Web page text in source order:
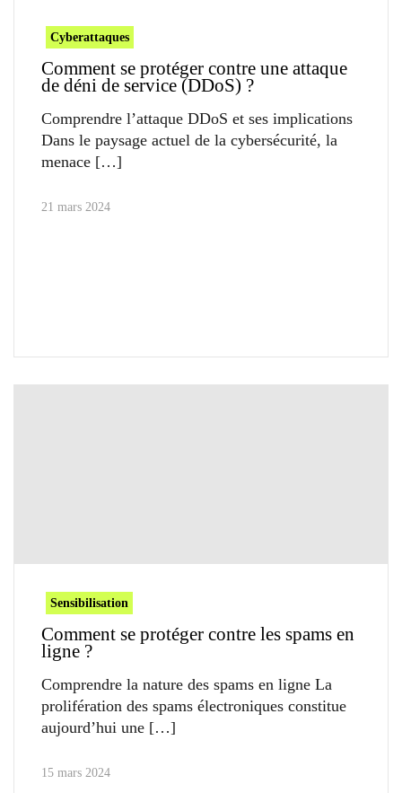
Cyberattaques
Comment se protéger contre une attaque
de déni de service (DDoS) ?
Comprendre l’attaque DDoS et ses implications
Dans le paysage actuel de la cybersécurité, la
menace
21 mars 2024
Sensibilisation
Comment se protéger contre les spams en
ligne ?
Comprendre la nature des spams en ligne La
prolifération des spams électroniques constitue
aujourd’hui une
15 mars 2024